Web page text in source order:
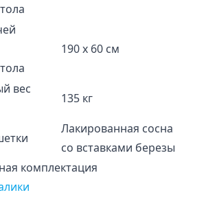
190 х 60 см
вес
135 кг
Лакированная сосна
со вставками березы
комплектация